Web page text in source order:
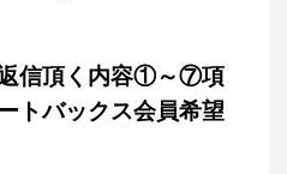
信頂く内容①～⑦項
トバックス会員希望